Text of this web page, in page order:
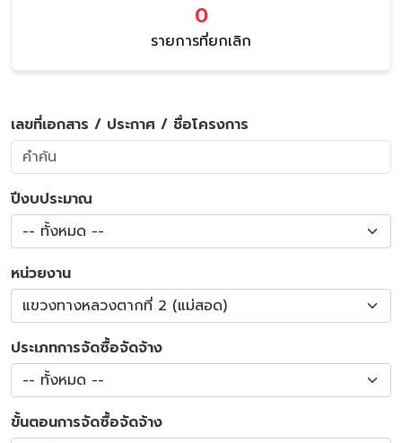
0
รายการที่ยกเลิก
เลขที่เอกสาร / ประกาศ / ชื่อโครงการ
ปีงบประมาณ
-- ทั้งหมด --
หน่วยงาน
แขวงทางหลวงตากที่ 2 (แม่สอด)
ประเภทการจัดซื้อจัดจ้าง
-- ทั้งหมด --
ขั้นตอนการจัดซื้อจัดจ้าง